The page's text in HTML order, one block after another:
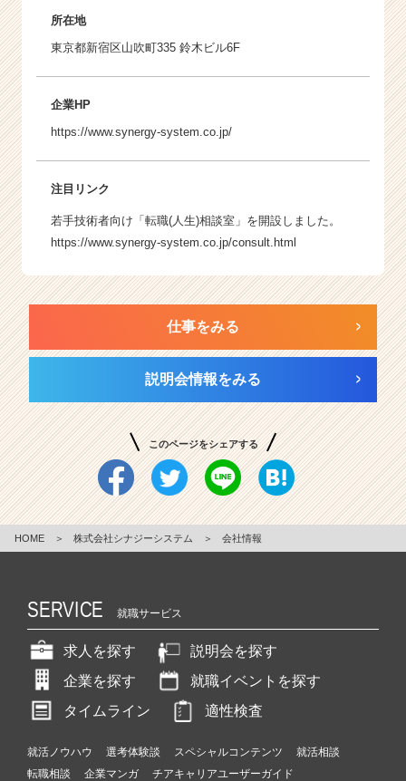
所在地
東京都新宿区山吹町335 鈴木ビル6F
企業HP
https://www.synergy-system.co.jp/
注目リンク
若手技術者向け「転職(人生)相談室」を開設しました。
https://www.synergy-system.co.jp/consult.html
仕事をみる
説明会情報をみる
このページをシェアする
HOME ＞ 株式会社シナジーシステム ＞ 会社情報
SERVICE 就職サービス
求人を探す
説明会を探す
企業を探す
就職イベントを探す
タイムライン
適性検査
就活ノウハウ 選考体験談 スペシャルコンテンツ
就活相談
転職相談
企業マンガ チアキャリアユーザーガイド